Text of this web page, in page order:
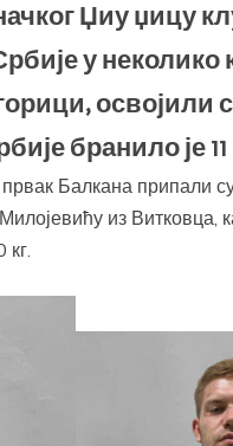
Џиу џицу
у
освојили
бранило је
Балкана припали
из Витковца,
кг.